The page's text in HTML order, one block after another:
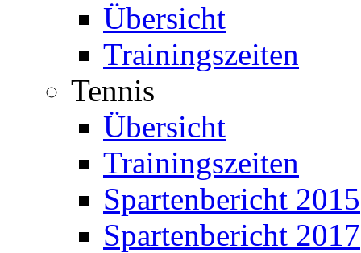
Übersicht
Trainingszeiten
Tennis
Übersicht
Trainingszeiten
Spartenbericht 2015
Spartenbericht 2017